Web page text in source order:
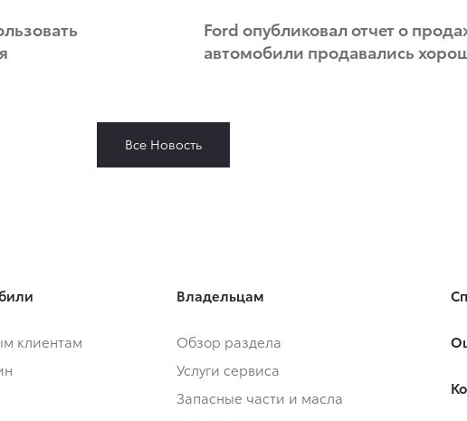
Ford опубликовал отчет о
автомобили продавались
Все Новость
клиентам
Владельцам
Обзор раздела
Услуги сервиса
Запасные части и масла